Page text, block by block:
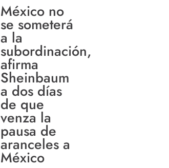
México no
se someterá
a la
subordinación,
afirma
Sheinbaum
a dos días
de que
venza la
pausa de
aranceles a
México